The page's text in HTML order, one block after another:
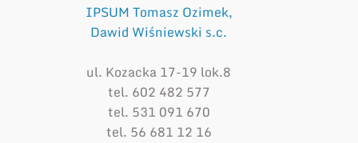
IPSUM Tomasz Ozimek,
Dawid Wiśniewski s.c.
ul. Kozacka 17-19 lok.8
tel. 602 482 577
tel. 531 091 670
tel. 56 681 12 16